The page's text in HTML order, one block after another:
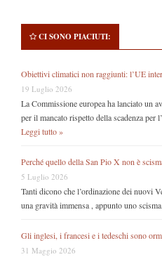
CI SONO PIACIUTI:
Obiettivi climatici non raggiunti: l’UE
19 Luglio 2026
La Commissione europea ha lanciato un
per il mancato rispetto della scadenza per
Leggi tutto »
Perché quello della San Pio X non è
5 Luglio 2026
Tanti dicono che l’ordinazione dei nuovi
una gravità immensa , appunto uno
Gli inglesi, i francesi e i tedeschi sono
31 Maggio 2026